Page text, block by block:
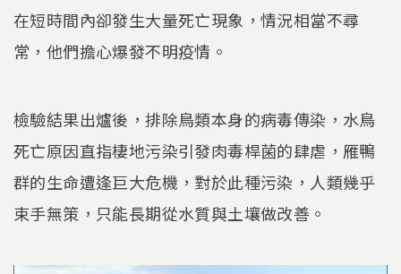
在短時間內卻發生大量死亡現象，情況相當不尋
常，他們擔心爆發不明疫情。
檢驗結果出爐後，排除鳥類本身的病毒傳染，水鳥
死亡原因直指棲地污染引發肉毒桿菌的肆虐，雁鴨
群的生命遭逢巨大危機，對於此種污染，人類幾乎
束手無策，只能長期從水質與土壤做改善。